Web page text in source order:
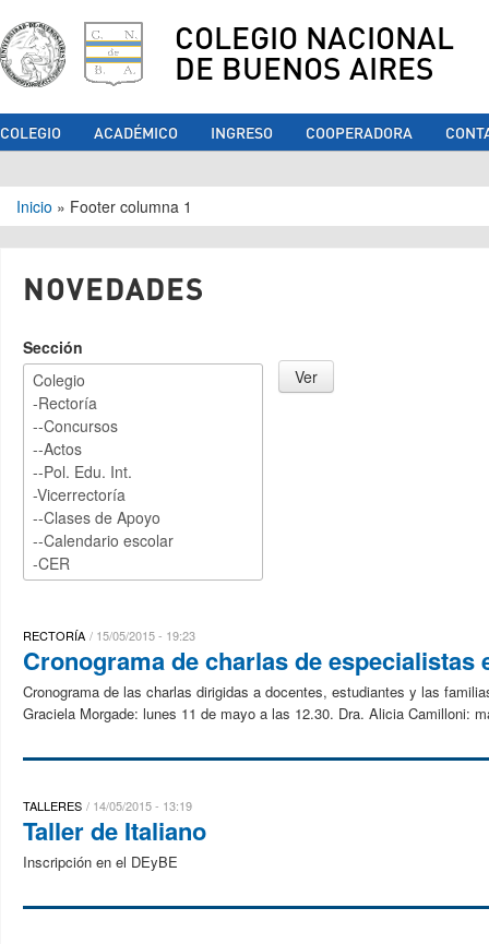
COLEGIO NACIONAL
DE BUENOS AIRES
COLEGIO ACADÉMICO INGRESO COOPERADORA
Se encuentra usted aquí
Inicio » Footer columna 1
NOVEDADES
Sección
RECTORÍA 15/05/2015 - 19:23
Cronograma de charlas de especialistas
Cronograma de las charlas dirigidas a docentes, estudiantes y las
Graciela Morgade: lunes 11 de mayo a las 12.30. Dra. Alicia Camilloni:
TALLERES 14/05/2015 - 13:19
Taller de Italiano
Inscripción en el DEyBE